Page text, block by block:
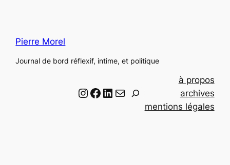
Pierre Morel
Journal de bord réflexif, intime, et politique
Instagram Facebook LinkedIn Email
à propos
archives
mentions légales